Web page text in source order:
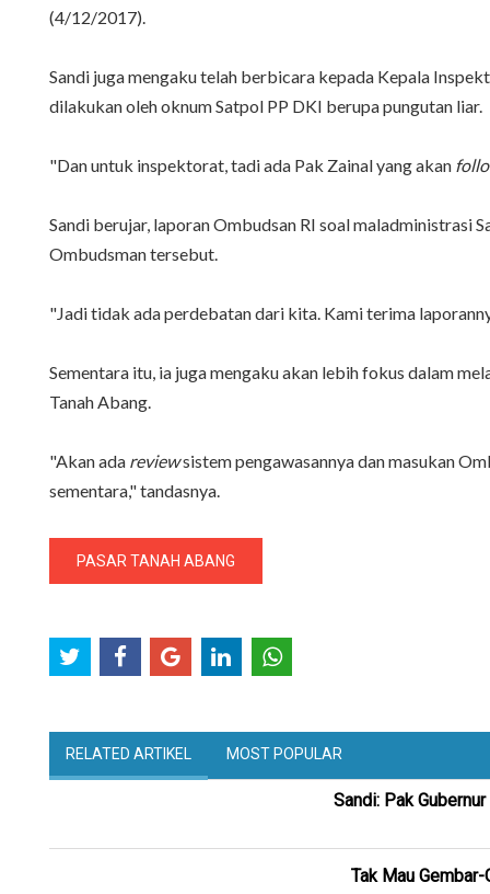
(4/12/2017).
Sandi juga mengaku telah berbicara kepada Kepala
dilakukan oleh oknum Satpol PP DKI berupa pungutan liar.
"Dan untuk inspektorat, tadi ada Pak Zainal yang akan
Sandi berujar, laporan Ombudsan RI soal maladministrasi
Ombudsman tersebut.
"Jadi tidak ada perdebatan dari kita. Kami terima
Sementara itu, ia juga mengaku akan lebih fokus dalam
Tanah Abang.
"Akan ada reviewsistem pengawasannya dan masukan
sementara," tandasnya.
PASAR TANAH ABANG
RELATED ARTIKEL MOST POPULAR
Sandi: Pak
Tak Mau